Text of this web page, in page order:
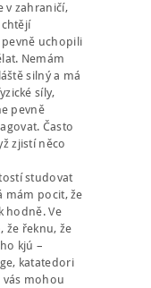
v zahraničí,
chtějí
uchopili
Nemám
silný a má
síly,
pevně
Často
zjistí něco
studovat
mám pocit, že
hodně. Ve
že řeknu, že
kjú –
katatedori
vás mohou